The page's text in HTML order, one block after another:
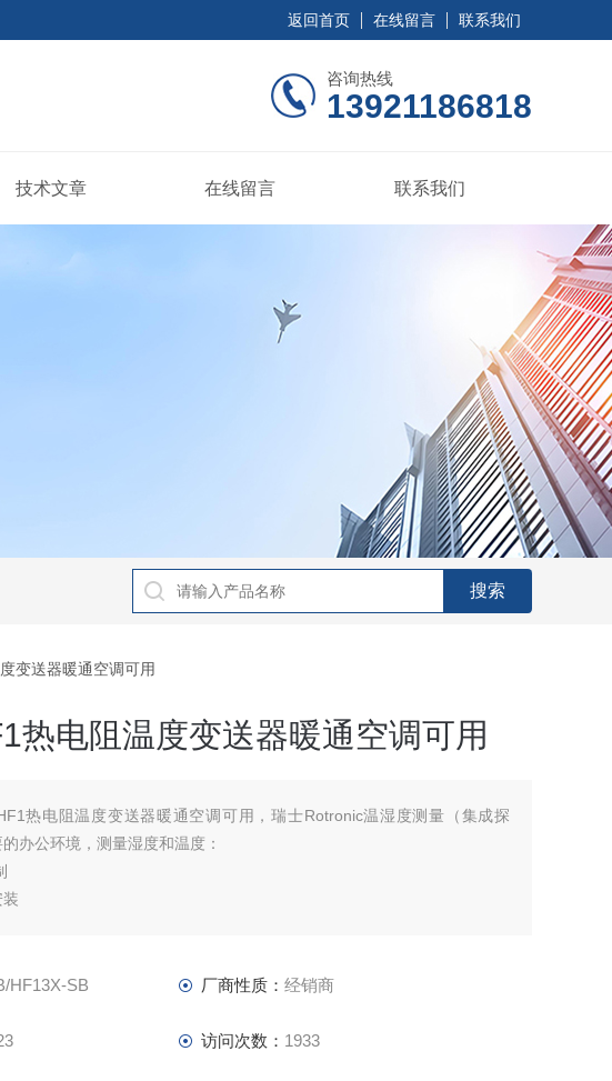
返回首页 在线留言 联系我们
咨询热线
13921186818
技术文章 在线留言 联系我们
变送器暖通空调可用
热电阻温度变送器暖通空调可用
热电阻温度变送器暖通空调可用，瑞士Rotronic温湿度测量（集成探
办公环境，测量湿度和温度：
器校准
HF13X-SB 厂商性质： 经销商
访问次数： 1933